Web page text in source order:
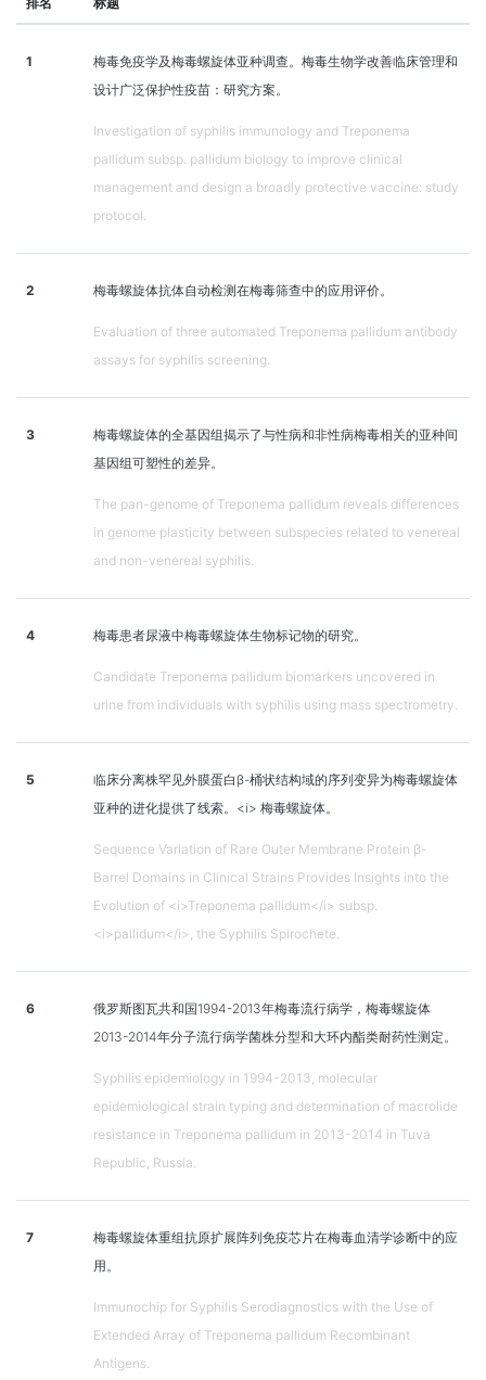
1
梅毒免疫学及梅毒螺旋体亚种调查。梅毒生物学改善临床管理和
设计广泛保护性疫苗：研究方案。
Investigation of syphilis immunology and Treponema
pallidum subsp. pallidum biology to improve clinical
management and design a broadly protective vaccine: study
protocol.
2 梅毒螺旋体抗体自动检测在梅毒筛查中的应用评价。
Evaluation of three automated Treponema pallidum antibody
assays for syphilis screening.
3
梅毒螺旋体的全基因组揭示了与性病和非性病梅毒相关的亚种间
基因组可塑性的差异。
The pan-genome of Treponema pallidum reveals differences
in genome plasticity between subspecies related to venereal
and non-venereal syphilis.
4 梅毒患者尿液中梅毒螺旋体生物标记物的研究。
Candidate Treponema pallidum biomarkers uncovered in
urine from individuals with syphilis using mass spectrometry.
5
临床分离株罕见外膜蛋白β-桶状结构域的序列变异为梅毒螺旋体
亚种的进化提供了线索。<i> 梅毒螺旋体。
Sequence Variation of Rare Outer Membrane Protein β-
Barrel Domains in Clinical Strains Provides Insights into the
Evolution of <i>Treponema pallidum</i> subsp.
<i>pallidum</i>, the Syphilis Spirochete.
6
俄罗斯图瓦共和国1994-2013年梅毒流行病学，梅毒螺旋体
2013-2014年分子流行病学菌株分型和大环内酯类耐药性测定。
Syphilis epidemiology in 1994-2013, molecular
epidemiological strain typing and determination of macrolide
resistance in Treponema pallidum in 2013-2014 in Tuva
Republic, Russia.
7
梅毒螺旋体重组抗原扩展阵列免疫芯片在梅毒血清学诊断中的应
用。
Immunochip for Syphilis Serodiagnostics with the Use of
Extended Array of Treponema pallidum Recombinant
Antigens.